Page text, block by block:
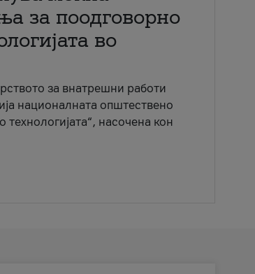
за поодговорно
во
за внатрешни работи
националната општествено
насочена кон